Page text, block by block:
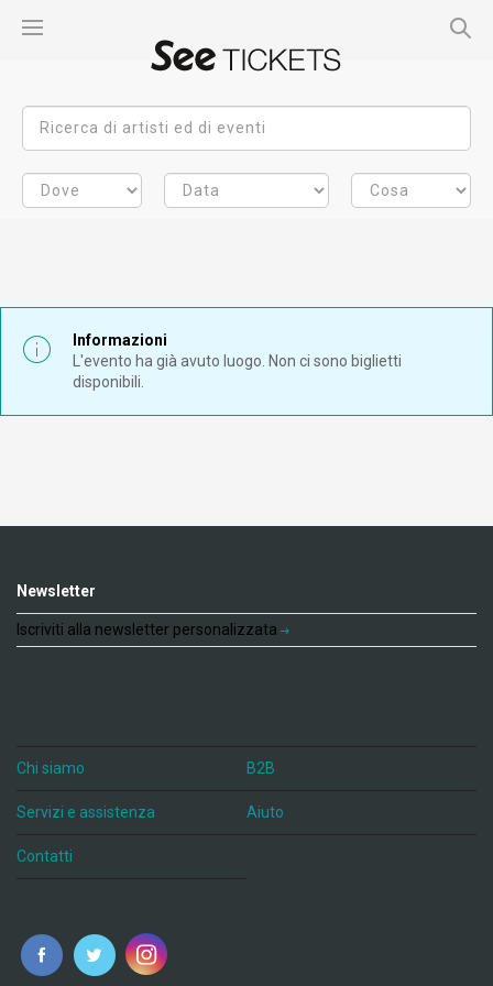
Informazioni
L'evento ha già avuto luogo. Non ci sono biglietti
disponibili.
Newsletter
Iscriviti alla newsletter personalizzata
Chi siamo B2B
Servizi e assistenza Aiuto
Contatti